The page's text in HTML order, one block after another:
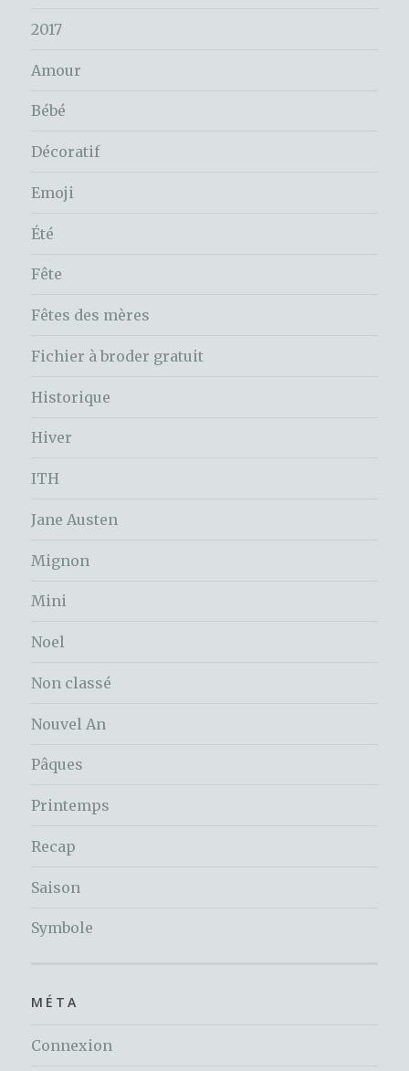
2017
Amour
Bébé
Décoratif
Emoji
Été
Fête
Fêtes des mères
Fichier à broder gratuit
Historique
Hiver
ITH
Jane Austen
Mignon
Mini
Noel
Non classé
Nouvel An
Pâques
Printemps
Recap
Saison
Symbole
MÉTA
Connexion